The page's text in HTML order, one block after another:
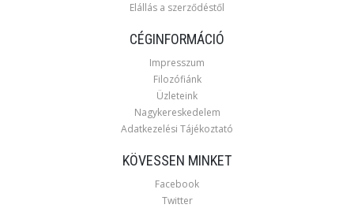
Elállás a szerződéstől
CÉGINFORMÁCIÓ
Impresszum
Filozófiánk
Üzleteink
Nagykereskedelem
Adatkezelési Tájékoztató
KÖVESSEN MINKET
Facebook
Twitter